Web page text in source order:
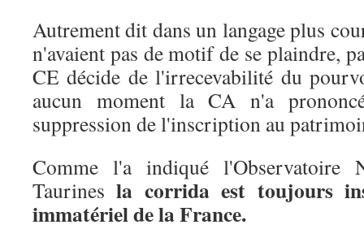
Autrement dit dans un langage plus
n'avaient pas de motif de se plaindre,
CE décide de l'irrecevabilité du
aucun moment la CA n'a
suppression de l'inscription au
Comme l'a indiqué l'Observatoire
Taurinesla corrida est toujours
immatériel de la France.